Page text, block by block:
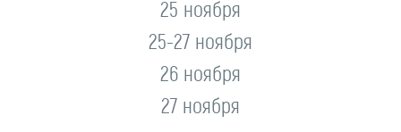
25 ноября
25-27 ноября
26 ноября
27 ноября